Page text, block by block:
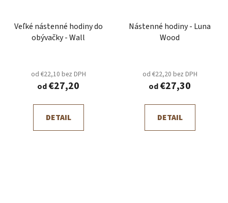
Veľké nástenné hodiny do
obývačky - Wall
od €22,10 bez DPH
od€27,20
DETAIL
Nástenné hodiny - Luna
Wood
od €22,20 bez DPH
od€27,30
DETAIL